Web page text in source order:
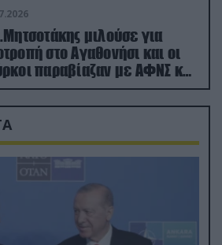
μιλούσε για
στο Αγαθονήσι και οι
παραβίαζαν με ΑΦΝΣ και